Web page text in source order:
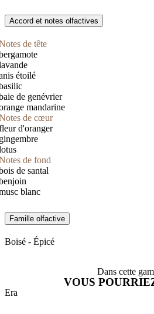
Accord et notes olfactives
de tête
étoilé
de genévrier
mandarine
de cœur
d'oranger
de fond
de santal
blanc
Famille olfactive
Boisé - Épicé
Dans cette
VOUS
Era